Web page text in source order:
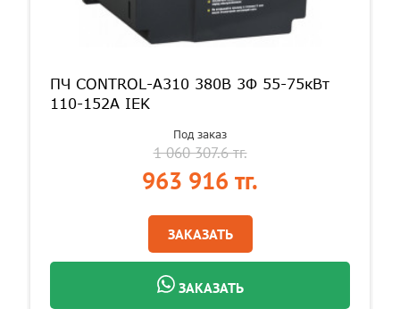
ПЧ CONTROL-A310 380В 3Ф 55-75кВт
110-152А IEK
Под заказ
1 060 307.6 тг.
963 916 тг.
ЗАКАЗАТЬ
ЗАКАЗАТЬ